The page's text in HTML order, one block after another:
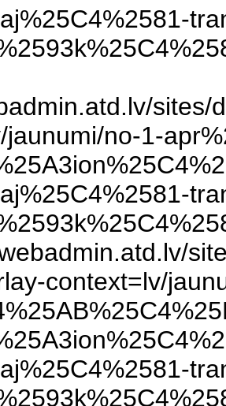
sites/
jaunumi/no-1-
context=lv/